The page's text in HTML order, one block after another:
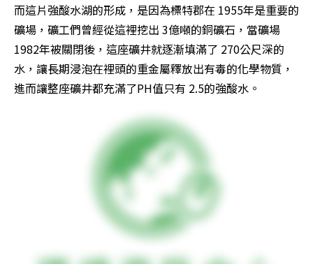
而這片強酸水湖的形成，是因為標特郡在 1955年是重要的
礦場，礦工們曾經從這裡挖出 3億噸的銅礦石，當礦場
1982年被關閉後，這座礦井就逐漸填滿了 270公尺深的
水，讓長期浸泡在裡頭的重金屬釋放出有毒的化學物質，
進而讓整座礦井都充滿了PH值只有 2.5的強酸水。